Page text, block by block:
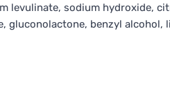
levulinate, sodium hydroxide,
gluconolactone, benzyl alcohol,